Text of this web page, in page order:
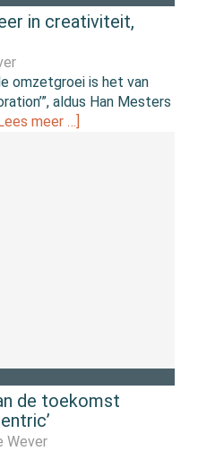
in creativiteit,
omzetgroei is het van
aldus Han Mesters
[Lees meer …]
de toekomst
Wever